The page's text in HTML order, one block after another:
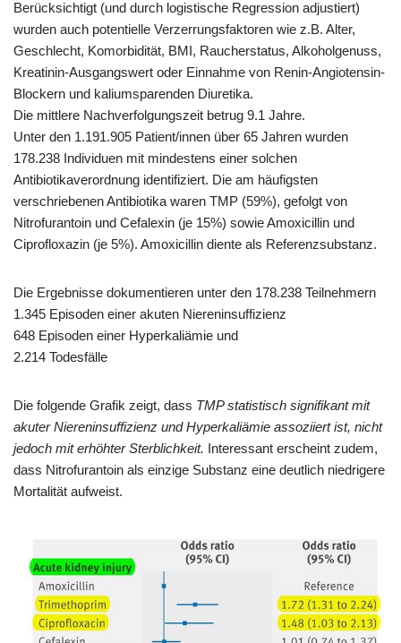
Berücksichtigt (und durch logistische Regression adjustiert)
wurden auch potentielle Verzerrungsfaktoren wie z.B. Alter,
Geschlecht, Komorbidität, BMI, Raucherstatus, Alkoholgenuss,
Kreatinin-Ausgangswert oder Einnahme von Renin-Angiotensin-
Blockern und kaliumsparenden Diuretika.
Die mittlere Nachverfolgungszeit betrug 9.1 Jahre.
Unter den 1.191.905 Patient/innen über 65 Jahren wurden
178.238 Individuen mit mindestens einer solchen
Antibiotikaverordnung identifiziert. Die am häufigsten
verschriebenen Antibiotika waren TMP (59%), gefolgt von
Nitrofurantoin und Cefalexin (je 15%) sowie Amoxicillin und
Ciprofloxazin (je 5%). Amoxicillin diente als Referenzsubstanz.
Die Ergebnisse dokumentieren unter den 178.238 Teilnehmern
1.345 Episoden einer akuten Niereninsuffizienz
648 Episoden einer Hyperkaliämie und
2.214 Todesfälle
Die folgende Grafik zeigt, dass TMP statistisch signifikant mit
akuter Niereninsuffizienz und Hyperkaliämie assoziiert ist, nicht
jedoch mit erhöhter Sterblichkeit. Interessant erscheint zudem,
dass Nitrofurantoin als einzige Substanz eine deutlich niedrigere
Mortalität aufweist.